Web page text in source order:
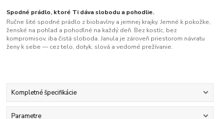
Spodné prádlo, ktoré Ti dáva slobodu a pohodlie.
Ručne šité spodné prádlo z biobavlny a jemnej krajky. Jemné k pokožke,
ženské na pohľad a pohodlné na každý deň. Bez kostíc, bez
kompromisov, iba čistá sloboda. Janula je zároveň priestorom návratu
ženy k sebe — cez telo, dotyk, slová a vedomé prežívanie.
Kompletné špecifikácie
Parametre